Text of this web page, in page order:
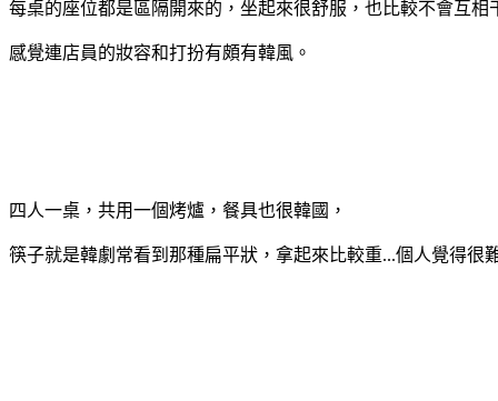
每桌的座位都是區隔開來的，坐起來很舒服，也比較不會互相
感覺連店員的妝容和打扮有頗有韓風。
四人一桌，共用一個烤爐，餐具也很韓國，
筷子就是韓劇常看到那種扁平狀，拿起來比較重...個人覺得很